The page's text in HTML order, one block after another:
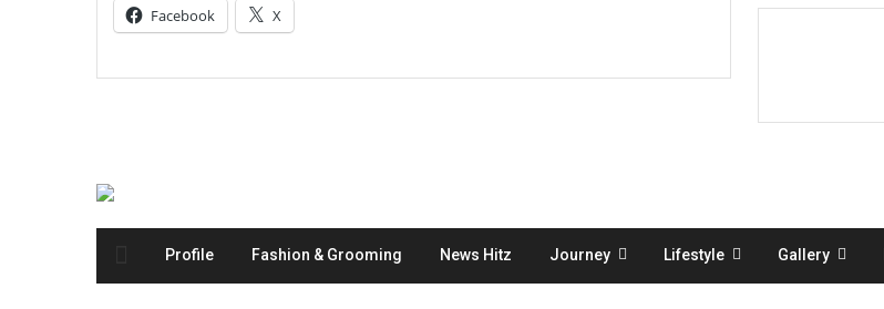
Facebook X
Profile Fashion & Grooming News Hitz Journey Lifestyle Gallery